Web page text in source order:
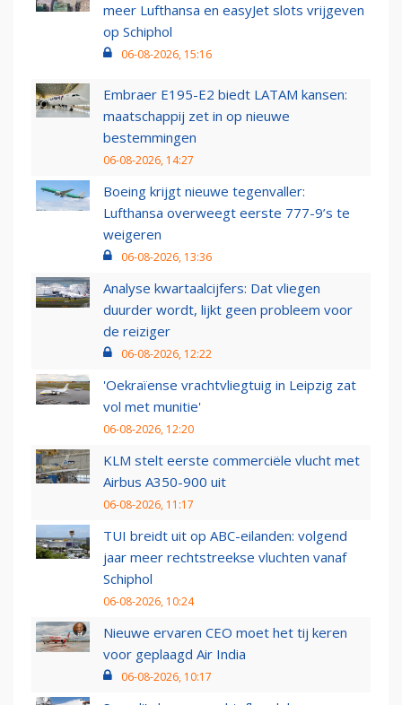
meer Lufthansa en easyJet slots vrijgeven
op Schiphol
06-08-2026, 15:16
Embraer E195-E2 biedt LATAM kansen:
maatschappij zet in op nieuwe
bestemmingen
06-08-2026, 14:27
Boeing krijgt nieuwe tegenvaller:
Lufthansa overweegt eerste 777-9’s te
weigeren
06-08-2026, 13:36
Analyse kwartaalcijfers: Dat vliegen
duurder wordt, lijkt geen probleem voor
de reiziger
06-08-2026, 12:22
'Oekraïense vrachtvliegtuig in Leipzig zat
vol met munitie'
06-08-2026, 12:20
KLM stelt eerste commerciële vlucht met
Airbus A350-900 uit
06-08-2026, 11:17
TUI breidt uit op ABC-eilanden: volgend
jaar meer rechtstreekse vluchten vanaf
Schiphol
06-08-2026, 10:24
Nieuwe ervaren CEO moet het tij keren
voor geplaagd Air India
06-08-2026, 10:17